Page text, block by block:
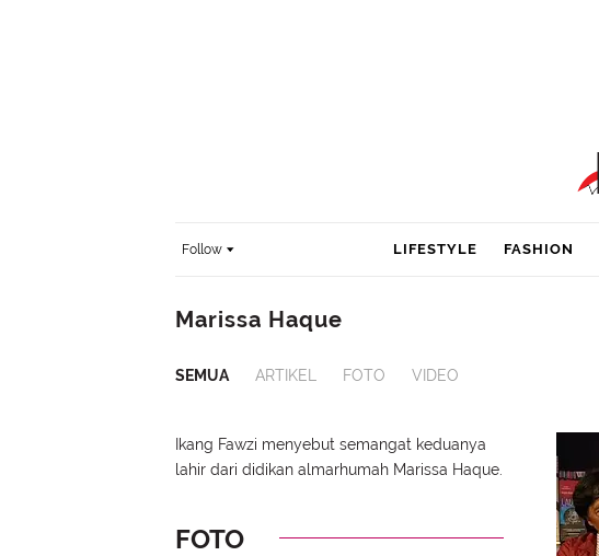
Follow LIFESTYLE FASHION
Marissa Haque
SEMUA ARTIKEL FOTO VIDEO
Ikang Fawzi menyebut semangat keduanya
lahir dari didikan almarhumah Marissa Haque.
FOTO